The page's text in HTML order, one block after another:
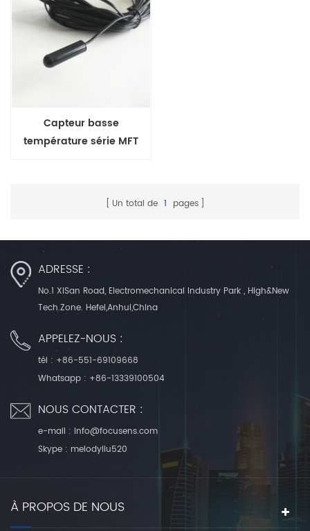
Capteur basse
température série MFT
congélateur
Un total de 1 pages
ADRESSE :
No.1 XiSan Road, Electromechanical Industry Park , High&New
Tech.Zone. Hefei,Anhui,China
APPELEZ-NOUS :
tél : +86-551-69109668
Whatsapp : +86-13339100504
NOUS CONTACTER :
e-mail : info@focusens.com
Skype : melodyliu520
À PROPOS DE NOUS